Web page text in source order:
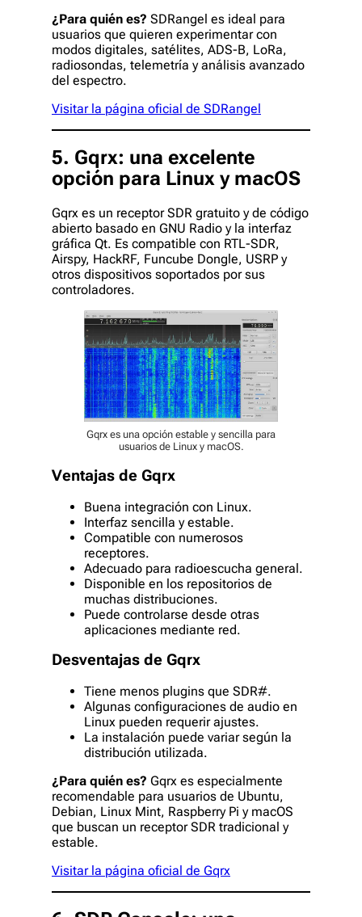
¿Para quién es? SDRangel es ideal para
usuarios que quieren experimentar con
modos digitales, satélites, ADS-B, LoRa,
radiosondas, telemetría y análisis avanzado
del espectro.
Visitar la página oficial de SDRangel
5. Gqrx: una excelente
opción para Linux y macOS
Gqrx es un receptor SDR gratuito y de código
abierto basado en GNU Radio y la interfaz
gráfica Qt. Es compatible con RTL-SDR,
Airspy, HackRF, Funcube Dongle, USRP y
otros dispositivos soportados por sus
controladores.
Gqrx es una opción estable y sencilla para
usuarios de Linux y macOS.
Ventajas de Gqrx
Buena integración con Linux.
Interfaz sencilla y estable.
Compatible con numerosos
receptores.
Adecuado para radioescucha general.
Disponible en los repositorios de
muchas distribuciones.
Puede controlarse desde otras
aplicaciones mediante red.
Desventajas de Gqrx
Tiene menos plugins que SDR#.
Algunas configuraciones de audio en
Linux pueden requerir ajustes.
La instalación puede variar según la
distribución utilizada.
¿Para quién es? Gqrx es especialmente
recomendable para usuarios de Ubuntu,
Debian, Linux Mint, Raspberry Pi y macOS
que buscan un receptor SDR tradicional y
estable.
Visitar la página oficial de Gqrx